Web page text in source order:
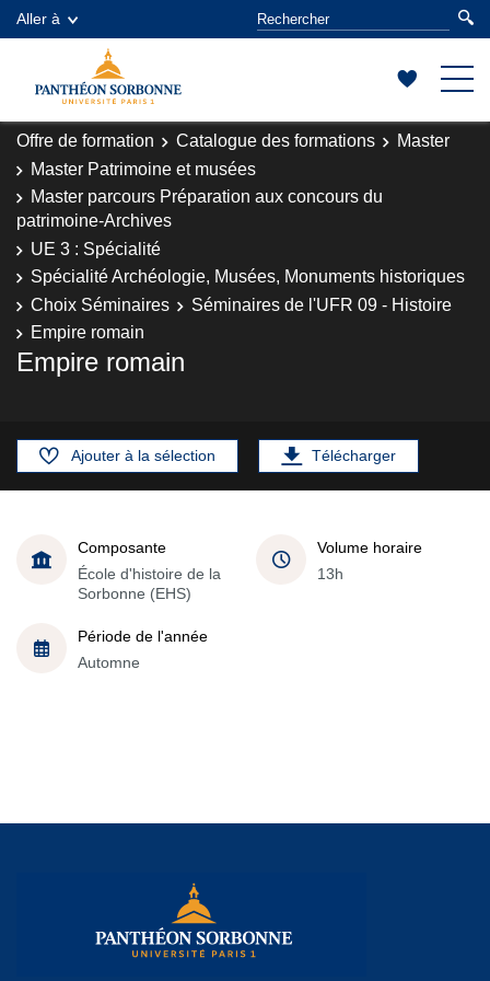
Aller à
Offre de formation Catalogue des formations
Master
Master Patrimoine et musées
Master parcours Préparation aux concours du
patrimoine-Archives
UE 3 : Spécialité
Spécialité Archéologie, Musées, Monuments historiques
Choix Séminaires
Séminaires de l'UFR 09 - Histoire
Empire romain
Empire romain
Ajouter à la sélection Télécharger
Composante
École d'histoire de la
Sorbonne (EHS)
Volume horaire
13h
Période de l'année
Automne